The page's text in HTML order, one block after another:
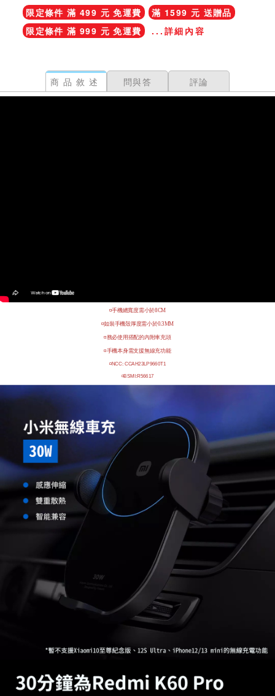
限定條件 滿 499 元 免運費
滿 1599 元 送贈品
限定條件 滿 999 元 免運費
...詳細內容
商品敘述 問與答 評論